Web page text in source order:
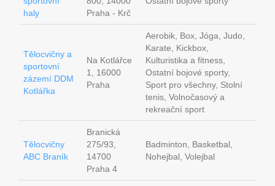
haly
Praha - Krč
Tělocvičny a
sportovní
zázemí DDM
Kotlářka
Na Kotlářce
1, 16000
Praha
Aerobik, Box, Jóga, Judo,
Karate, Kickbox,
Kulturistika a fitness,
Ostatní bojové sporty,
Sport pro všechny, Stolní
tenis, Volnočasový a
rekreační sport
Tělocvičny
ABC Braník
Branická
275/93,
14700
Praha 4
Badminton, Basketbal,
Nohejbal, Volejbal